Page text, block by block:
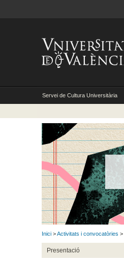
Servei de Cultura Universitària
Inici >Activitats i convocatòries >
Presentació